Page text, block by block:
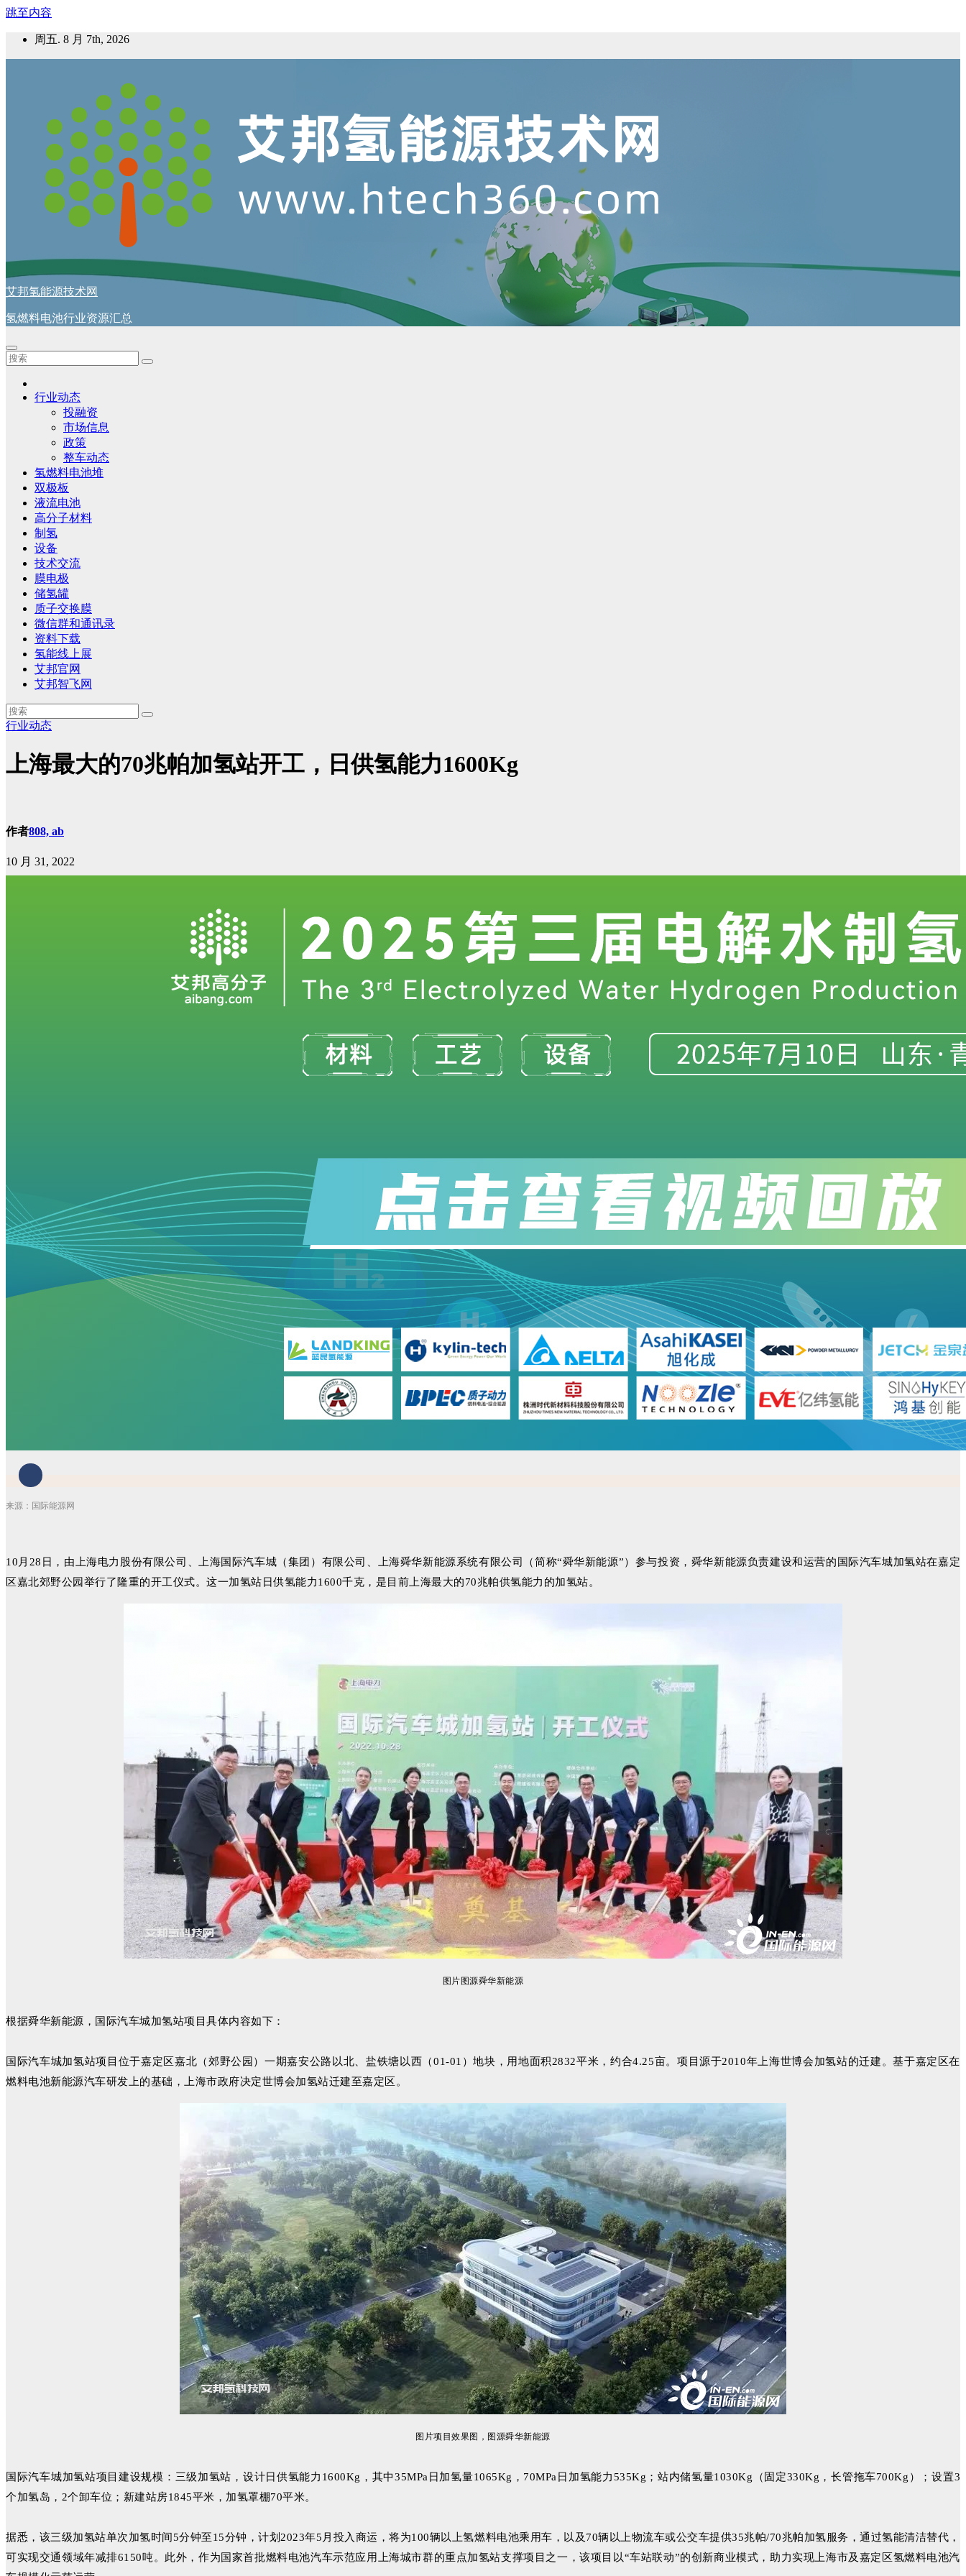
跳至内容
周五. 8 月 7th, 2026
艾邦氢能源技术网
氢燃料电池行业资源汇总
行业动态
投融资
市场信息
政策
整车动态
氢燃料电池堆
双极板
液流电池
高分子材料
制氢
设备
技术交流
膜电极
储氢罐
质子交换膜
微信群和通讯录
资料下载
氢能线上展
艾邦官网
艾邦智飞网
行业动态
上海最大的70兆帕加氢站开工，日供氢能力1600Kg
作者808, ab
10 月 31, 2022
来源：国际能源网
10月28日，由上海电力股份有限公司、上海国际汽车城（集团）有限公司、上海舜华新能源系统有限公司（简称“舜华新能源”）参与投资，舜华新能源负责建设和运营的国际汽车城加氢站在嘉定
区嘉北郊野公园举行了隆重的开工仪式。这一加氢站日供氢能力1600千克，是目前上海最大的70兆帕供氢能力的加氢站。
图片图源舜华新能源
根据舜华新能源，国际汽车城加氢站项目具体内容如下：
国际汽车城加氢站项目位于嘉定区嘉北（郊野公园）一期嘉安公路以北、盐铁塘以西（01-01）地块，用地面积2832平米，约合4.25亩。项目源于2010年上海世博会加氢站的迁建。基于嘉定区在
燃料电池新能源汽车研发上的基础，上海市政府决定世博会加氢站迁建至嘉定区。
图片项目效果图，图源舜华新能源
国际汽车城加氢站项目建设规模：三级加氢站，设计日供氢能力1600Kg，其中35MPa日加氢量1065Kg，70MPa日加氢能力535Kg；站内储氢量1030Kg（固定330Kg，长管拖车700Kg）；设置3
个加氢岛，2个卸车位；新建站房1845平米，加氢罩棚70平米。
据悉，该三级加氢站单次加氢时间5分钟至15分钟，计划2023年5月投入商运，将为100辆以上氢燃料电池乘用车，以及70辆以上物流车或公交车提供35兆帕/70兆帕加氢服务，通过氢能清洁替代，
可实现交通领域年减排6150吨。此外，作为国家首批燃料电池汽车示范应用上海城市群的重点加氢站支撑项目之一，该项目以“车站联动”的创新商业模式，助力实现上海市及嘉定区氢燃料电池汽